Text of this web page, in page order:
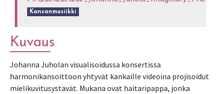
Kansanmusiikki
Kuvaus
Johanna Juholan visualisoidussa konsertissa
harmonikansoittoon yhtyvät kankaille videoina projisoidut
mielikuvitusystävät. Mukana ovat haitaripappa, jonka